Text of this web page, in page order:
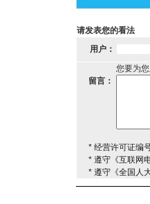
请发表您的看法
用户：
您要为
留言：
* 经营许可证编
* 遵守《互联网
* 遵守《全国人